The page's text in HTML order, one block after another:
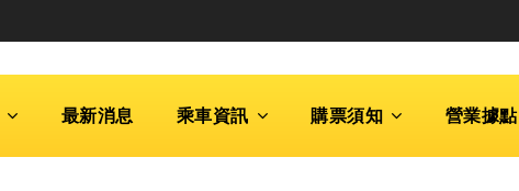
最新消息 乘車資訊 購票須知 營業據點